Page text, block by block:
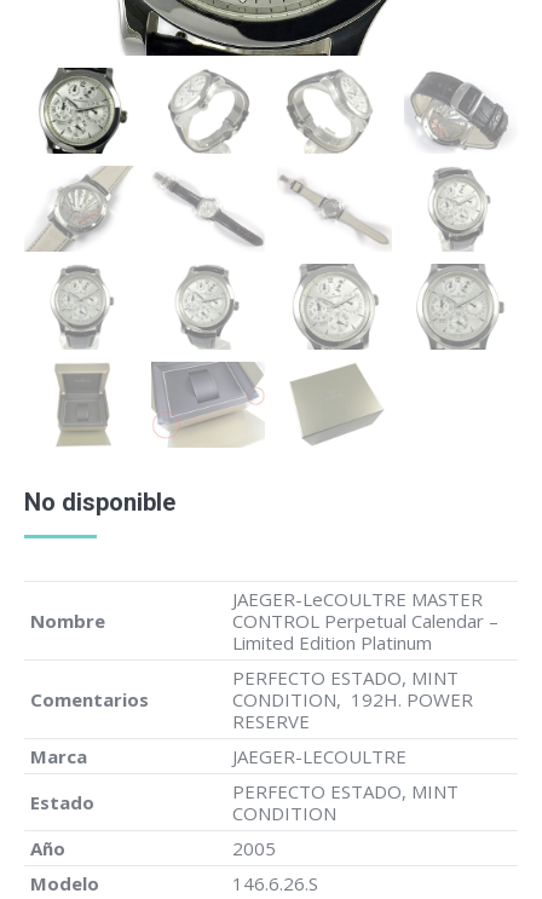
No disponible
Nombre
JAEGER-LeCOULTRE MASTER
CONTROL Perpetual Calendar –
Limited Edition Platinum
Comentarios
PERFECTO ESTADO, MINT
CONDITION, 192H. POWER
RESERVE
Marca
JAEGER-LECOULTRE
Estado
PERFECTO ESTADO, MINT
CONDITION
Año
2005
Modelo
146.6.26.S